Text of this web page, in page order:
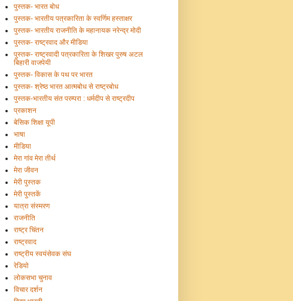
पुस्तक- भारत बोध
पुस्तक- भारतीय पत्रकारिता के स्वर्णिम हस्ताक्षर
पुस्तक- भारतीय राजनीति के महानायक नरेन्द्र मोदी
पुस्तक- राष्ट्रवाद और मीडिया
पुस्तक- राष्ट्रवादी पत्रकारिता के शिखर पुरुष अटल
बिहारी वाजपेयी
पुस्तक- विकास के पथ पर भारत
पुस्तक- श्रेष्ठ भारत आत्मबोध से राष्ट्रबोध
पुस्तक-भारतीय संत परम्परा : धर्मदीप से राष्ट्रदीप
प्रकाशन
बेसिक शिक्षा यूपी
भाषा
मीडिया
मेरा गांव मेरा तीर्थ
मेरा जीवन
मेरी पुस्तक
मेरी पुस्तकें
यात्रा संस्मरण
राजनीति
राष्ट्र चिंतन
राष्ट्रवाद
राष्ट्रीय स्वयंसेवक संघ
रेडियो
लोकसभा चुनाव
विचार दर्शन